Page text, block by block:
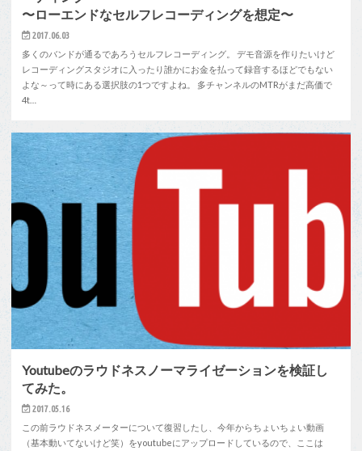
〜ローエンドなセルフレコーディングを想定〜
2017.06.03
多くのバンドが通るであろうセルフレコーディング。 デモ音源を作りたいけど
レコーディングスタジオに入ったり誰かにお金を払って録音するほどでもない
よな～って時にある選択肢の1つですよね。 多チャンネルのMTRがまだ高価で
4t…
Youtubeのラウドネスノーマライゼーションを検証し
てみた。
2017.05.16
この前ラウドネスメーターについて復習したし、今年からちょいちょい動画
（基本動いてないけど笑）をyoutubeにアップロードしているので、ここは